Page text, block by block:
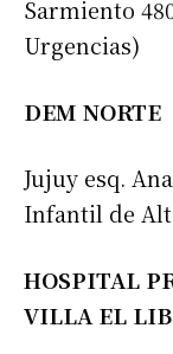
Sarmiento
Urgencias)
DEM NORTE
Jujuy esq.
Infantil de
HOSPITAL
VILLA EL